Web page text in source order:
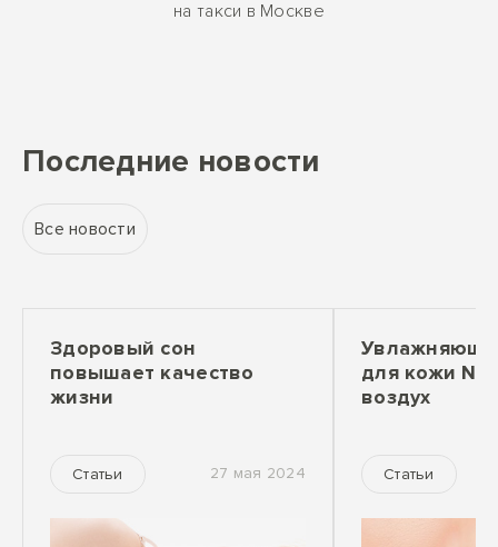
на такси в Москве
Последние новости
Все новости
Здоровый сон
повышает качество
жизни
Статьи 27 мая 2024
для кожи
воздух
Статьи